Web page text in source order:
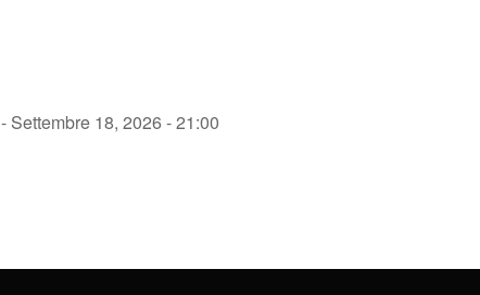
- Settembre 18, 2026 - 21:00